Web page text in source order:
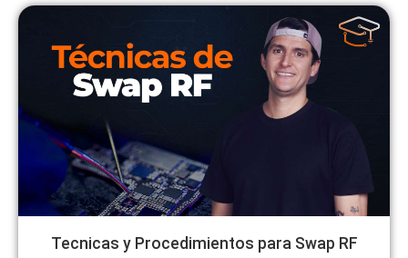
Tecnicas y Procedimientos para Swap RF